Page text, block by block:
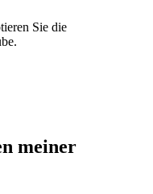
Sie die
meiner